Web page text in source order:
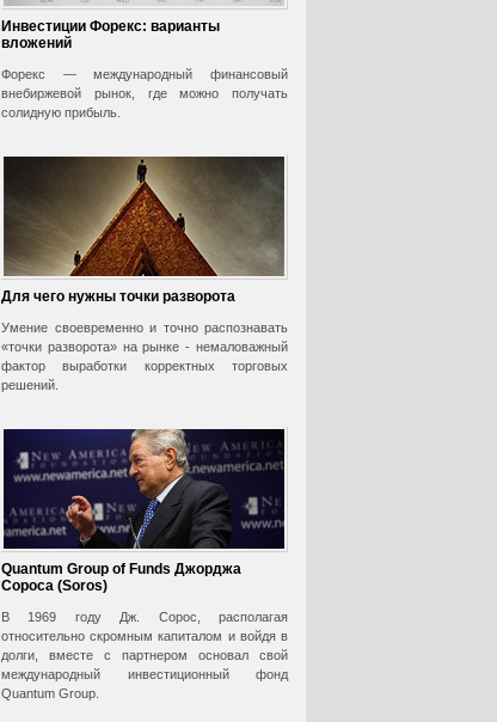
Инвестиции Форекс: варианты
вложений
Форекс — международный финансовый
внебиржевой рынок, где можно получать
солидную прибыль.
Для чего нужны точки разворота
Умение своевременно и точно распознавать
«точки разворота» на рынке - немаловажный
фактор выработки корректных торговых
решений.
Quantum Group of Funds Джорджа
Сороса (Soros)
В 1969 году Дж. Сорос, располагая
относительно скромным капиталом и войдя в
долги, вместе с партнером основал свой
международный инвестиционный фонд
Quantum Group.